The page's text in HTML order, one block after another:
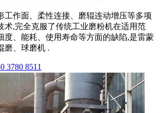
工作面、柔性连接、磨辊连动增压等多项
术,完全克服了传统工业磨粉机在适用范
度、能耗、使用寿命等方面的缺陷,是雷蒙
磨、球磨机 .
3780 8511